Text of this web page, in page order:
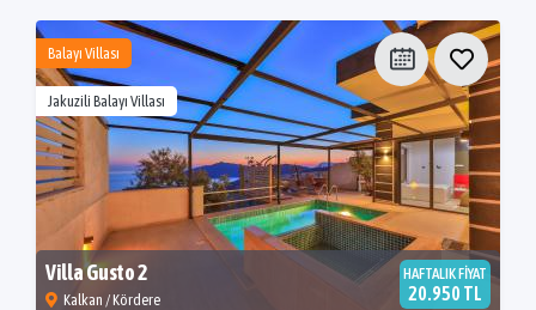
Balayı Villası
Jakuzili Balayı Villası
Villa Gusto 2
Kalkan / Kördere
HAFTALIK FİYAT
20.950 TL